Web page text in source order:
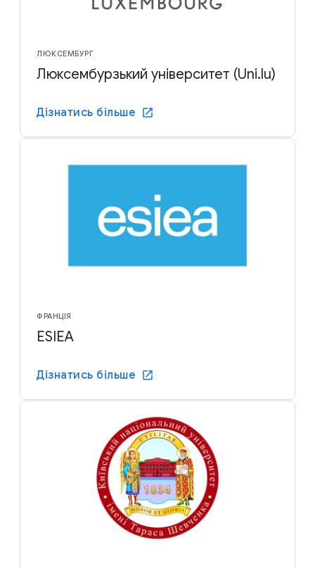
ЛЮКСЕМБУРГ
Люксембурзький університет (Uni.lu)
Дізнатись більше
ФРАНЦІЯ
ESIEA
Дізнатись більше